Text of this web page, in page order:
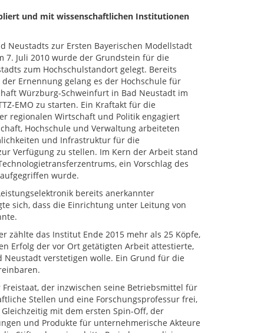
und mit wissenschaftlichen Institutionen
Neustadts zur Ersten Bayerischen Modellstadt
7. Juli 2010 wurde der Grundstein für die
zum Hochschulstandort gelegt. Bereits
Ernennung gelang es der Hochschule für
Würzburg-Schweinfurt in Bad Neustadt im
EMO zu starten. Ein Kraftakt für die
regionalen Wirtschaft und Politik engagiert
Hochschule und Verwaltung arbeiteten
und Infrastruktur für die
Verfügung zu stellen. Im Kern der Arbeit stand
ein Vorschlag des
wurde.
bereits anerkannter
sich, dass die Einrichtung unter Leitung von
das Institut Ende 2015 mehr als 25 Köpfe,
Erfolg der vor Ort getätigten Arbeit attestierte,
Neustadt verstetigen wolle. Ein Grund für die
der inzwischen seine Betriebsmittel für
Stellen und eine Forschungsprofessur frei,
mit dem ersten Spin-Off, der
und Produkte für unternehmerische Akteure